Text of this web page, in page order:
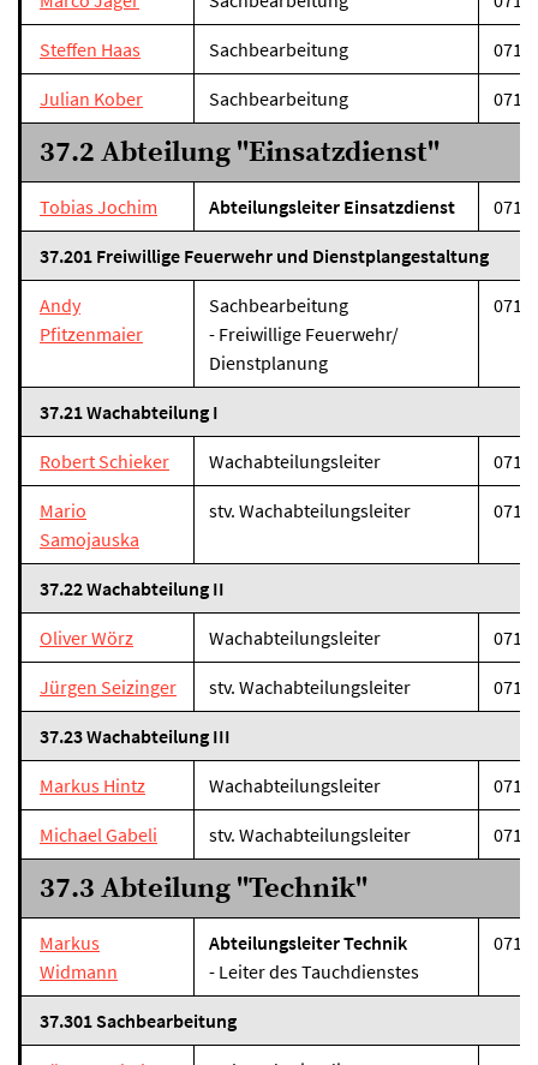
Steffen Haas Sachbearbeitung
Julian Kober Sachbearbeitung
37.2 Abteilung "Einsatzdienst"
Tobias Jochim Abteilungsleiter Einsatzdienst
37.201 Freiwillige Feuerwehr und Dienstplangestaltung
Andy
Pfitzenmaier
Sachbearbeitung
- Freiwillige Feuerwehr/
Dienstplanung
37.21 Wachabteilung I
Robert Schieker Wachabteilungsleiter
Mario
Samojauska
stv. Wachabteilungsleiter
37.22 Wachabteilung II
Oliver Wörz Wachabteilungsleiter
Jürgen Seizinger stv. Wachabteilungsleiter
37.23 Wachabteilung III
Markus Hintz Wachabteilungsleiter
Michael Gabeli stv. Wachabteilungsleiter
37.3 Abteilung "Technik"
Markus
Widmann
Abteilungsleiter Technik
- Leiter des Tauchdienstes
37.301 Sachbearbeitung